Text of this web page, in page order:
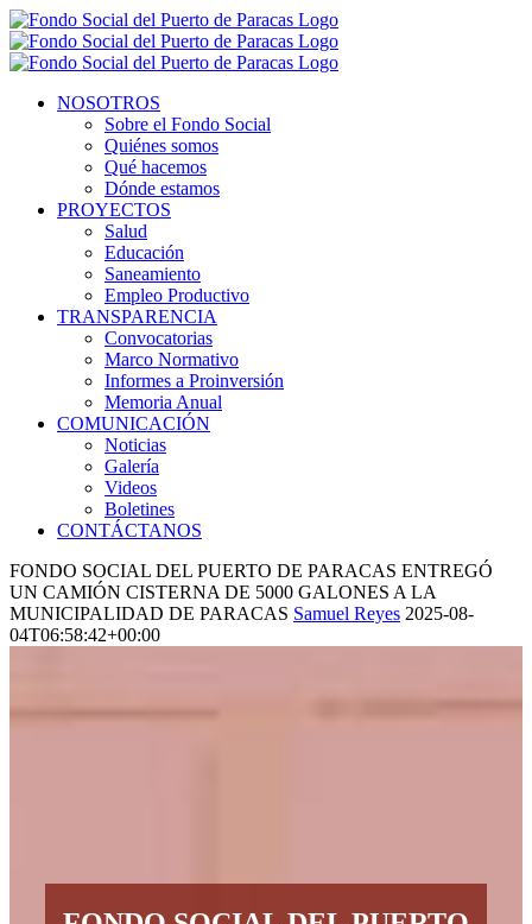
NOSOTROS
Sobre el Fondo Social
Quiénes somos
Qué hacemos
Dónde estamos
PROYECTOS
Salud
Educación
Saneamiento
Empleo Productivo
TRANSPARENCIA
Convocatorias
Marco Normativo
Informes a Proinversión
Memoria Anual
COMUNICACIÓN
Noticias
Galería
Videos
Boletines
CONTÁCTANOS
FONDO SOCIAL DEL PUERTO DE PARACAS ENTREGÓ
UN CAMIÓN CISTERNA DE 5000 GALONES A LA
MUNICIPALIDAD DE PARACAS Samuel Reyes 2025-08-
04T06:58:42+00:00